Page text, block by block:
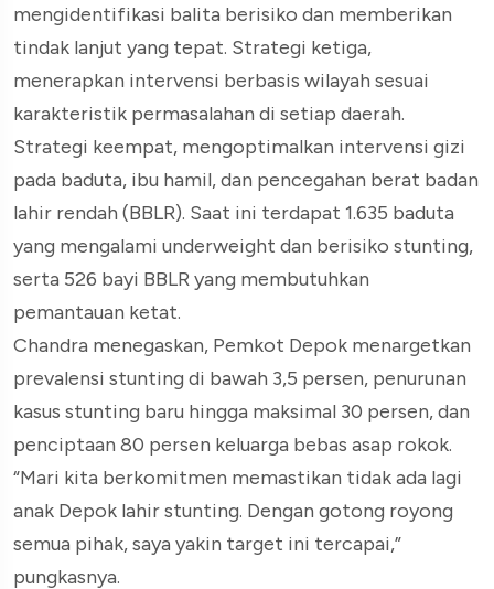
mengidentifikasi balita berisiko dan memberikan
tindak lanjut yang tepat. Strategi ketiga,
menerapkan intervensi berbasis wilayah sesuai
karakteristik permasalahan di setiap daerah.
Strategi keempat, mengoptimalkan intervensi gizi
pada baduta, ibu hamil, dan pencegahan berat badan
lahir rendah (BBLR). Saat ini terdapat 1.635 baduta
yang mengalami underweight dan berisiko stunting,
serta 526 bayi BBLR yang membutuhkan
pemantauan ketat.
Chandra menegaskan, Pemkot Depok menargetkan
prevalensi stunting di bawah 3,5 persen, penurunan
kasus stunting baru hingga maksimal 30 persen, dan
penciptaan 80 persen keluarga bebas asap rokok.
“Mari kita berkomitmen memastikan tidak ada lagi
anak Depok lahir stunting. Dengan gotong royong
semua pihak, saya yakin target ini tercapai,”
pungkasnya.